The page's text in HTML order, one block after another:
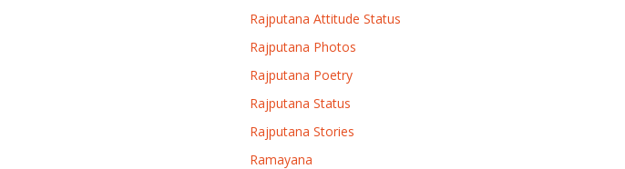
Rajputana Attitude Status
Rajputana Photos
Rajputana Poetry
Rajputana Status
Rajputana Stories
Ramayana